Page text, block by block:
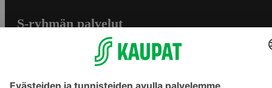
S-ryhmän palvelut
Yhteishyvä Ruoka -sovellus